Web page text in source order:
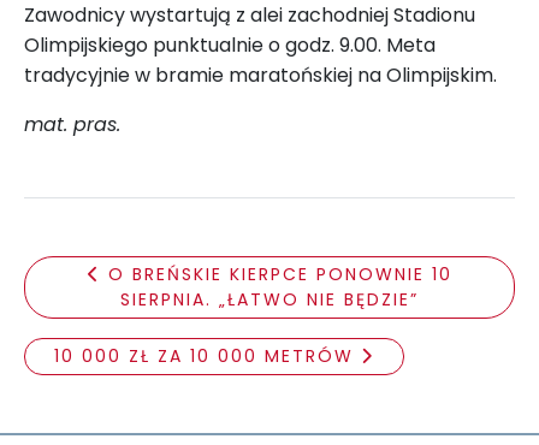
Zawodnicy wystartują z alei zachodniej Stadionu
Olimpijskiego punktualnie o godz. 9.00. Meta
tradycyjnie w bramie maratońskiej na Olimpijskim.
mat. pras.
O BREŃSKIE KIERPCE PONOWNIE 10
SIERPNIA. „ŁATWO NIE BĘDZIE”
10 000 ZŁ ZA 10 000 METRÓW